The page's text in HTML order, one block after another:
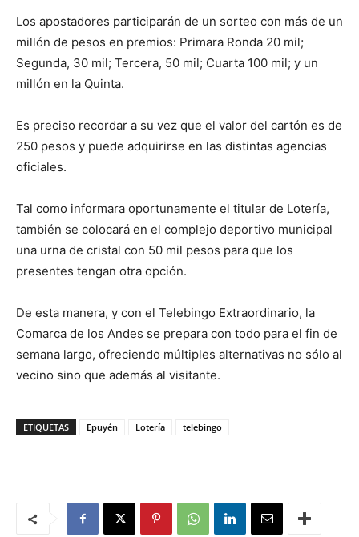
Los apostadores participarán de un sorteo con más de un
millón de pesos en premios: Primara Ronda 20 mil;
Segunda, 30 mil; Tercera, 50 mil; Cuarta 100 mil; y un
millón en la Quinta.
Es preciso recordar a su vez que el valor del cartón es de
250 pesos y puede adquirirse en las distintas agencias
oficiales.
Tal como informara oportunamente el titular de Lotería,
también se colocará en el complejo deportivo municipal
una urna de cristal con 50 mil pesos para que los
presentes tengan otra opción.
De esta manera, y con el Telebingo Extraordinario, la
Comarca de los Andes se prepara con todo para el fin de
semana largo, ofreciendo múltiples alternativas no sólo al
vecino sino que además al visitante.
ETIQUETAS Epuyén Lotería telebingo